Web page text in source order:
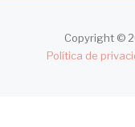
Copyright ©
Política de